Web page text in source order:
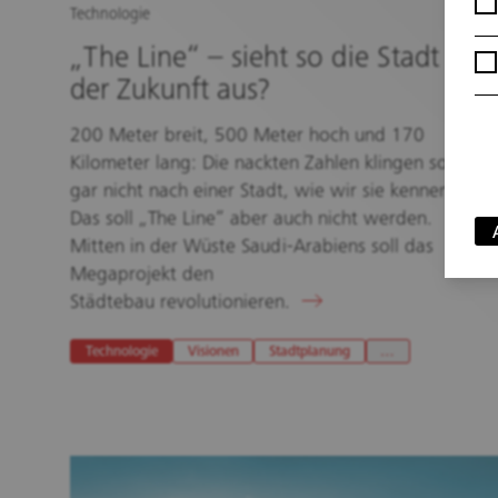
Technologie
„The Line“ – sieht so die Stadt
der Zukunft aus?
200 Meter breit, 500 Meter hoch und 170
Kilometer lang: Die nackten Zahlen klingen so
gar nicht nach einer Stadt, wie wir sie kennen.
Das soll „The Line“ aber auch nicht werden.
Mitten in der Wüste Saudi-Arabiens soll das
Megaprojekt den
Städtebau revolutionieren.
Technologie Visionen Stadtplanung